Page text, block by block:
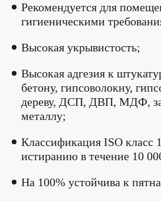
Рекомендуется для
гигиеническими
Высокая укрывистость;
Высокая адгезия к
бетону, гипсоволокну,
дереву, ДСП, ДВП, МДФ,
металлу;
Классификация ISO класс
истиранию в течение 10
На 100% устойчива к